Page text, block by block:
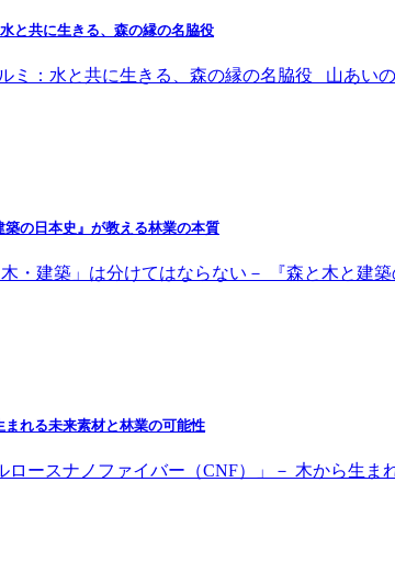
と共に生きる、森の縁の名脇役
ミ：水と共に生きる、森の縁の名脇役 山あい
の日本史』が教える林業の本質
・建築」は分けてはならない－ 『森と木と建
れる未来素材と林業の可能性
ースナノファイバー（CNF）」－ 木から生